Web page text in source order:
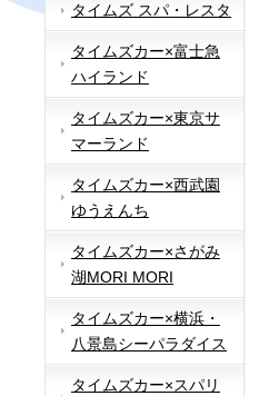
タイムズ スパ・レスタ
タイムズカー×富士急
ハイランド
タイムズカー×東京サ
マーランド
タイムズカー×西武園
ゆうえんち
タイムズカー×さがみ
湖MORI MORI
タイムズカー×横浜・
八景島シーパラダイス
タイムズカー×スパリ